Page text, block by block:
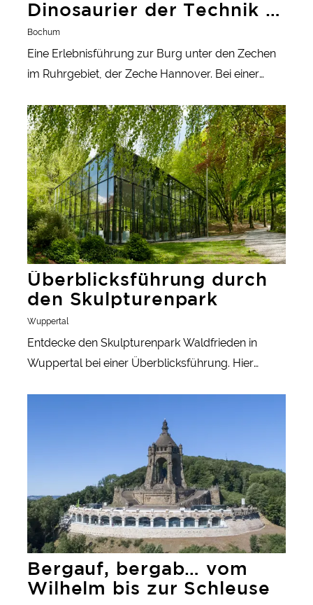
Dinosaurier der Technik in
Bochum
Bochum
Eine Erlebnisführung zur Burg unter den Zechen
im Ruhrgebiet, der Zeche Hannover. Bei einer
mehr über das harte Arbeitsleben der Bergleute.
Dann erwacht die alte, riesige Dampfmaschine ...
Überblicksführung durch
den Skulpturenpark
Wuppertal
Entdecke den Skulpturenpark Waldfrieden in
Wuppertal bei einer Überblicksführung. Hier
Überblicksführung durch den Skulpturenpark
Bergauf, bergab… vom
Wilhelm bis zur Schleuse